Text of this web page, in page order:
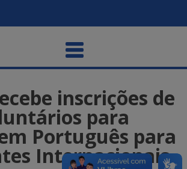
inscrições de
para
Português para
Internacionais